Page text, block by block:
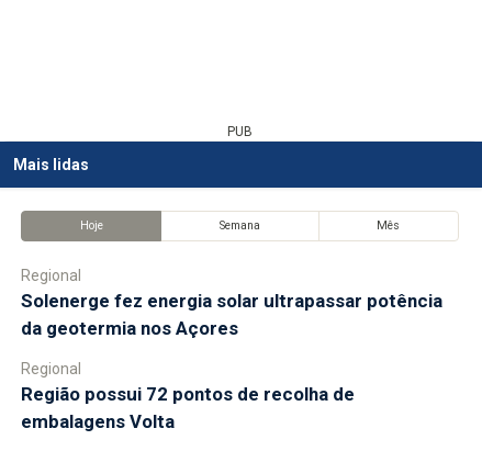
PUB
Mais lidas
Hoje Semana Mês
Regional
Solenerge fez energia solar ultrapassar potência
da geotermia nos Açores
Regional
Região possui 72 pontos de recolha de
embalagens Volta